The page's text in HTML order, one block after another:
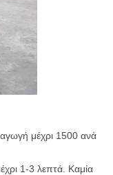
μέχρι 1500 ανά
1-3 λεπτά. Καμία